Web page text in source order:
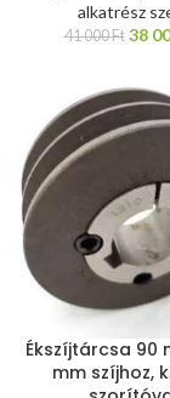
alkatrész
41 000Ft 38
Ékszíjtárcsa 90
mm szíjhoz,